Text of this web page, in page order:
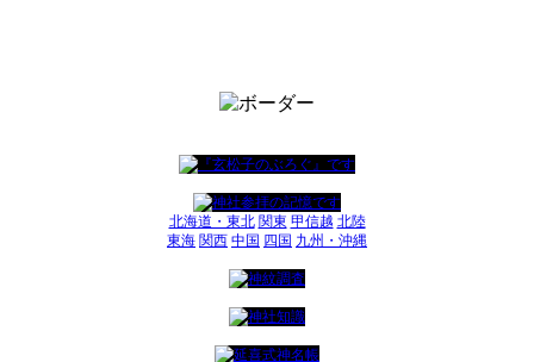
北海道・東北 関東 甲信越 北陸
東海 関西 中国 四国 九州・沖縄